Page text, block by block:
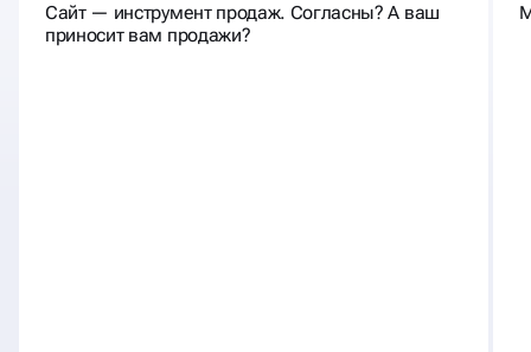
Сайт — инструмент продаж. Согласны? А ваш
приносит вам продажи?